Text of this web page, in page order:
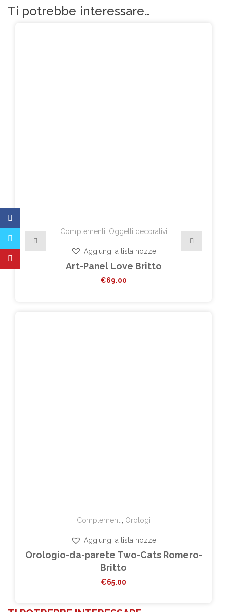
Ti potrebbe interessare…
Complementi Oggetti decorativi
Aggiungi a lista nozze
Art-Panel Love Britto
€69.00
Complementi, Orologi
Aggiungi a lista nozze
Orologio-da-parete Two-Cats Romero-
Britto
€65.00